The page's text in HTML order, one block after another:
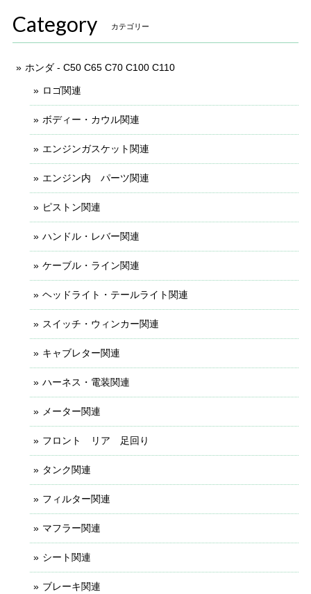
Category カテゴリー
ホンダ - C50 C65 C70 C100 C110
ロゴ関連
ボディー・カウル関連
エンジンガスケット関連
エンジン内 パーツ関連
ピストン関連
ハンドル・レバー関連
ケーブル・ライン関連
ヘッドライト・テールライト関連
スイッチ・ウィンカー関連
キャブレター関連
ハーネス・電装関連
メーター関連
フロント リア 足回り
タンク関連
フィルター関連
マフラー関連
シート関連
ブレーキ関連